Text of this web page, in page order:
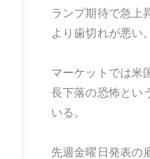
ランプ期待で急上
より歯切れが悪い。
マーケットでは米
長下落の恐怖とい
いる。
先週金曜日発表の